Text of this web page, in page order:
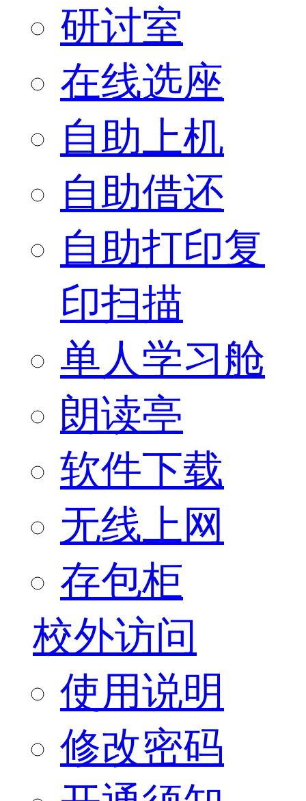
研讨室
在线选座
自助上机
自助借还
自助打印复
印扫描
单人学习舱
朗读亭
软件下载
无线上网
存包柜
校外访问
使用说明
修改密码